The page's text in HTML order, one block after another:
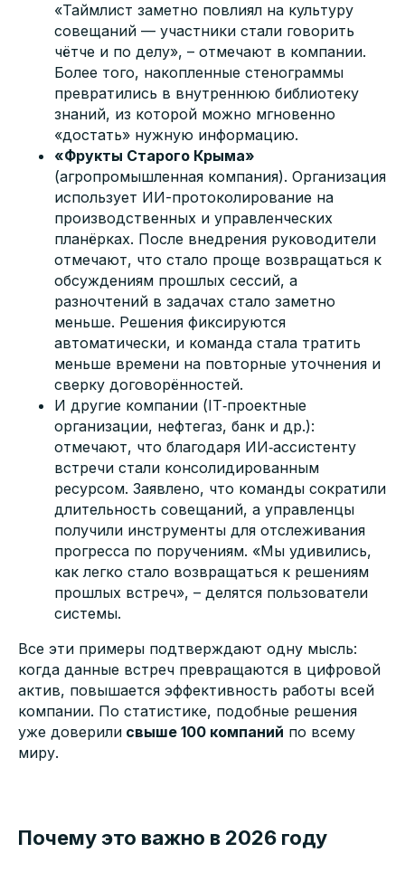
«Таймлист заметно повлиял на культуру
совещаний — участники стали говорить
чётче и по делу», – отмечают в компании.
Более того, накопленные стенограммы
превратились в внутреннюю библиотеку
знаний, из которой можно мгновенно
«достать» нужную информацию.
«Фрукты Старого Крыма»
(агропромышленная компания). Организация
использует ИИ-протоколирование на
производственных и управленческих
планёрках. После внедрения руководители
отмечают, что стало проще возвращаться к
обсуждениям прошлых сессий, а
разночтений в задачах стало заметно
меньше. Решения фиксируются
автоматически, и команда стала тратить
меньше времени на повторные уточнения и
сверку договорённостей.
И другие компании (IT‑проектные
организации, нефтегаз, банк и др.):
отмечают, что благодаря ИИ‑ассистенту
встречи стали консолидированным
ресурсом. Заявлено, что команды сократили
длительность совещаний, а управленцы
получили инструменты для отслеживания
прогресса по поручениям. «Мы удивились,
как легко стало возвращаться к решениям
прошлых встреч», – делятся пользователи
системы.
Все эти примеры подтверждают одну мысль:
когда данные встреч превращаются в цифровой
актив, повышается эффективность работы всей
компании. По статистике, подобные решения
уже доверили свыше 100 компаний по всему
миру.
Почему это важно в 2026 году